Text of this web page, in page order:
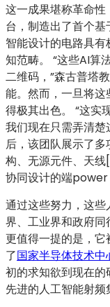
这一成果堪称革命
台，制造出了首个
智能设计的电路具
知范畴。 “这些AI算
二维码，”森古普塔
能。然而，一旦将
得极其出色。 “这实
我们现在只需弄清
后，该团队展示了
构、无源元件、天
协同设计的端power
通过这些努力，这
界、工业界和政府同
更值得一提的是，它
了国家半导体技术中
初的求知欲到现在
先进的人工智能射频